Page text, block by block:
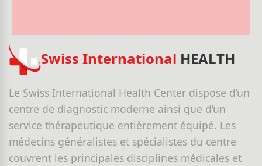
Swiss International HEALTH
Le Swiss International Health Center dispose d’un
centre de diagnostic moderne ainsi que d’un
service thérapeutique entièrement équipé. Les
médecins généralistes et spécialistes du centre
couvrent les principales disciplines médicales et